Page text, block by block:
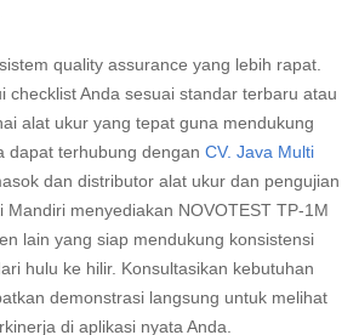
quality assurance yang lebih rapat.
checklist Anda sesuai standar terbaru atau
alat ukur yang tepat guna mendukung
dapat terhubung dengan CV. Java Multi
dan distributor alat ukur dan pengujian
Mandiri menyediakan NOVOTEST TP-1M
lain yang siap mendukung konsistensi
hulu ke hilir. Konsultasikan kebutuhan
demonstrasi langsung untuk melihat
di aplikasi nyata Anda.